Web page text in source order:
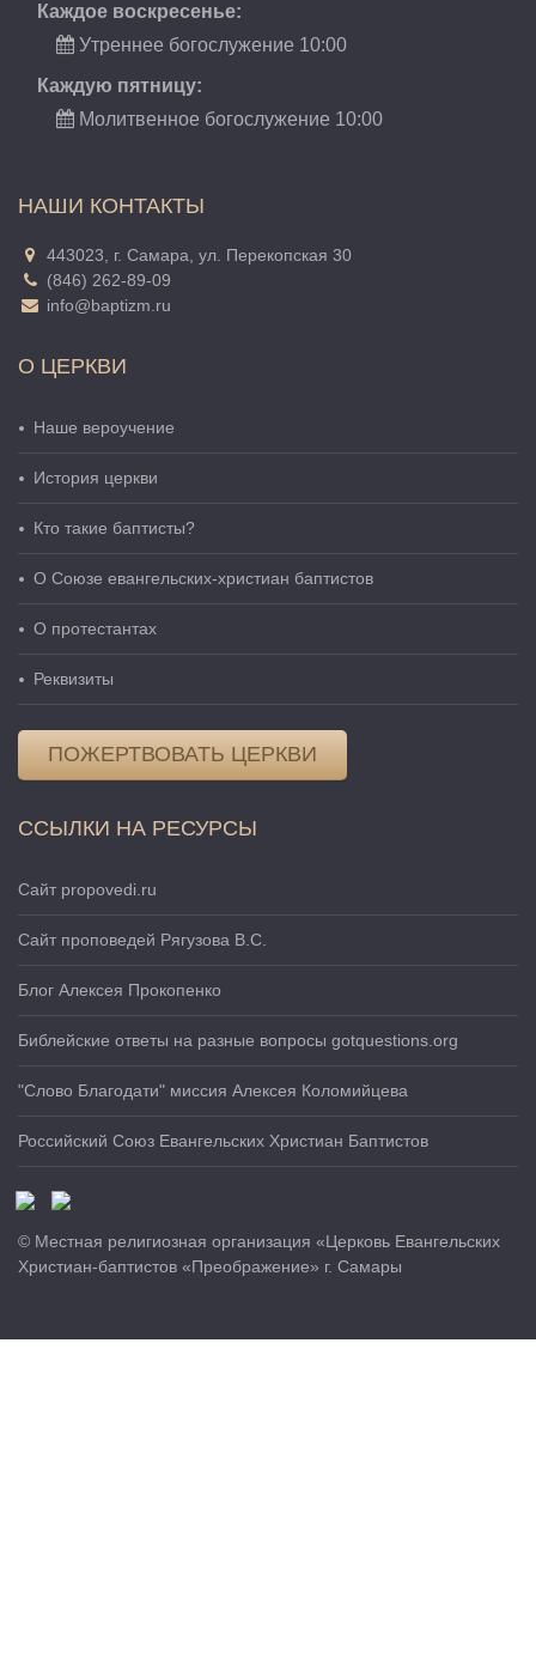
Каждое воскресенье:
Утреннее богослужение 10:00
Каждую пятницу:
Молитвенное богослужение 10:00
НАШИ КОНТАКТЫ
443023, г. Самара, ул. Перекопская 30
(846) 262-89-09
info@baptizm.ru
О ЦЕРКВИ
Наше вероучение
История церкви
Кто такие баптисты?
О Cоюзе евангельских-христиан баптистов
О протестантах
Реквизиты
ПОЖЕРТВОВАТЬ ЦЕРКВИ
ССЫЛКИ НА РЕСУРСЫ
Сайт propovedi.ru
Сайт проповедей Рягузова В.С.
Блог Алексея Прокопенко
Библейские ответы на разные вопросы gotquestions.org
"Слово Благодати" миссия Алексея Коломийцева
Российский Союз Евангельских Христиан Баптистов
© Местная религиозная организация «Церковь Евангельских
Христиан-баптистов «Преображение» г. Самары